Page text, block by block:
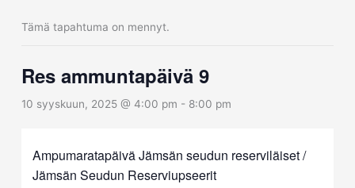
Tämä tapahtuma on mennyt.
Res ammuntapäivä 9
10 syyskuun, 2025 @ 4:00 pm - 8:00 pm
Ampumaratapäivä Jämsän seudun reserviläiset /
Jämsän Seudun Reserviupseerit